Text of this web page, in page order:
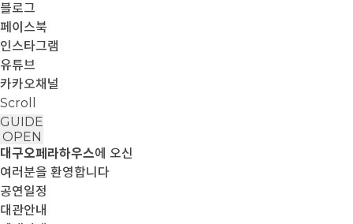
블로그
페이스북
인스타그램
유튜브
카카오채널
Scroll
GUIDE
OPEN
대구오페라하우스에 오신
여러분을 환영합니다
공연일정
대관안내